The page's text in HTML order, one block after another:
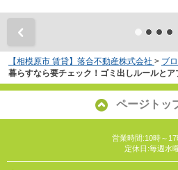
【相模原市 賃貸】落合不動産株式会社 > ブ
暮らすなら要チェック！ゴミ出しルールとア
ページトッ
営業時間:10時～17
定休日:毎週水